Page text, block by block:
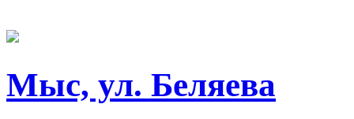
Мыс, ул. Беляева